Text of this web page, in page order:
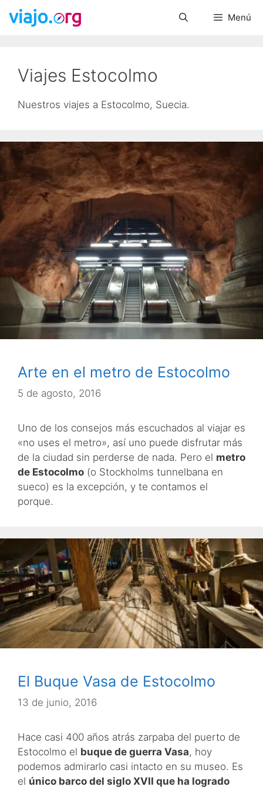
Saltar
Menú
Viajes Estocolmo
Nuestros viajes a Estocolmo, Suecia.
Arte en el metro de Estocolmo
5 de agosto, 2016
Uno de los consejos más escuchados al viajar es
«no uses el metro», así uno puede disfrutar más
de la ciudad sin perderse de nada. Pero el metro
de Estocolmo (o Stockholms tunnelbana en
sueco) es la excepción, y te contamos el
porque.
El Buque Vasa de Estocolmo
13 de junio, 2016
Hace casi 400 años atrás zarpaba del puerto de
Estocolmo el buque de guerra Vasa, hoy
podemos admirarlo casi intacto en su museo. Es
el único barco del siglo XVII que ha logrado